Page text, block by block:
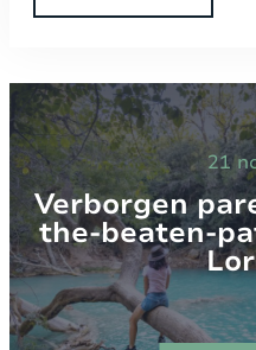
21
Verborgen
the-beaten-